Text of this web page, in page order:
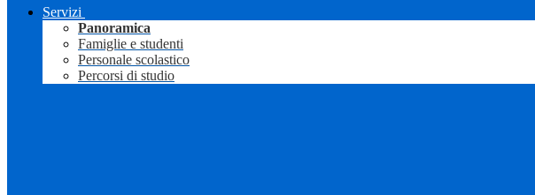
Servizi
Panoramica
Famiglie e studenti
Personale scolastico
Percorsi di studio